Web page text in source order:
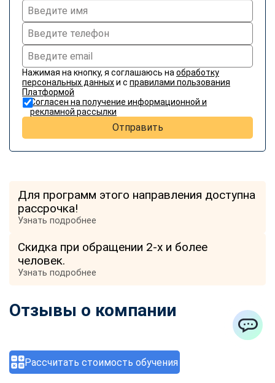
Рассчитать стоимость обучения
Нажимая на кнопку, я соглашаюсь на обработку
персональных данныхи с правилами пользования
Платформой
Согласен на получение информационной и
рекламной рассылки
Отправить
Для программ этого направления доступна
рассрочка!
Узнать подробнее
Скидка при обращении 2-х и более
человек.
Узнать подробнее
Отзывы о компании